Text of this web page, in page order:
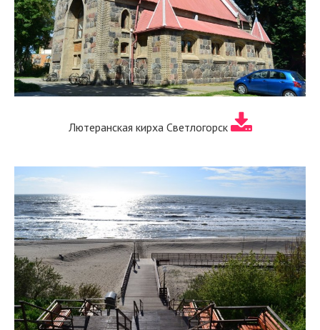
Лютеранская кирха Светлогорск